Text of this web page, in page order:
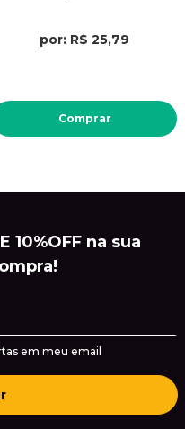
por: R$ 25,79
Comprar
10%OFF na sua
em meu email